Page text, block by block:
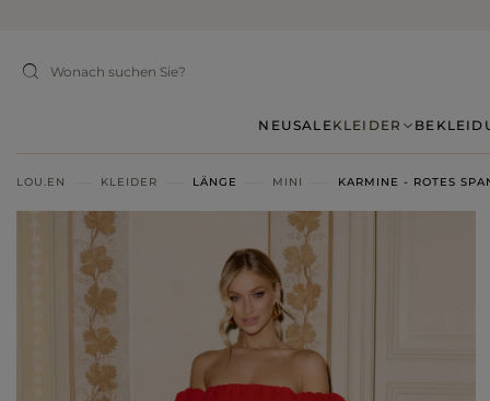
NEUSALEKLEIDER
LOU.EN KLEIDER LÄNGE MINI KARMINE - ROTES